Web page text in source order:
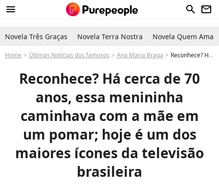
menu search newsletter
Novela Três Graças Novela Terra Nostra Novela Quem Ama
Home Últimas Notícias dos famosos Ana Maria Braga Reconhece? Há 70 anos, essa menininha caminhava com a mãe em um pomar; hoje é um dos maiores ícones da televisão brasileira
Reconhece? Há cerca de 70
anos, essa menininha
caminhava com a mãe em
um pomar; hoje é um dos
maiores ícones da televisão
brasileira